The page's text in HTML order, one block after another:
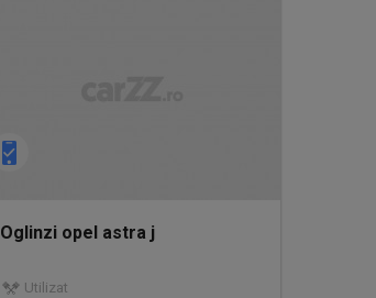
Oglinzi opel astra j
Utilizat